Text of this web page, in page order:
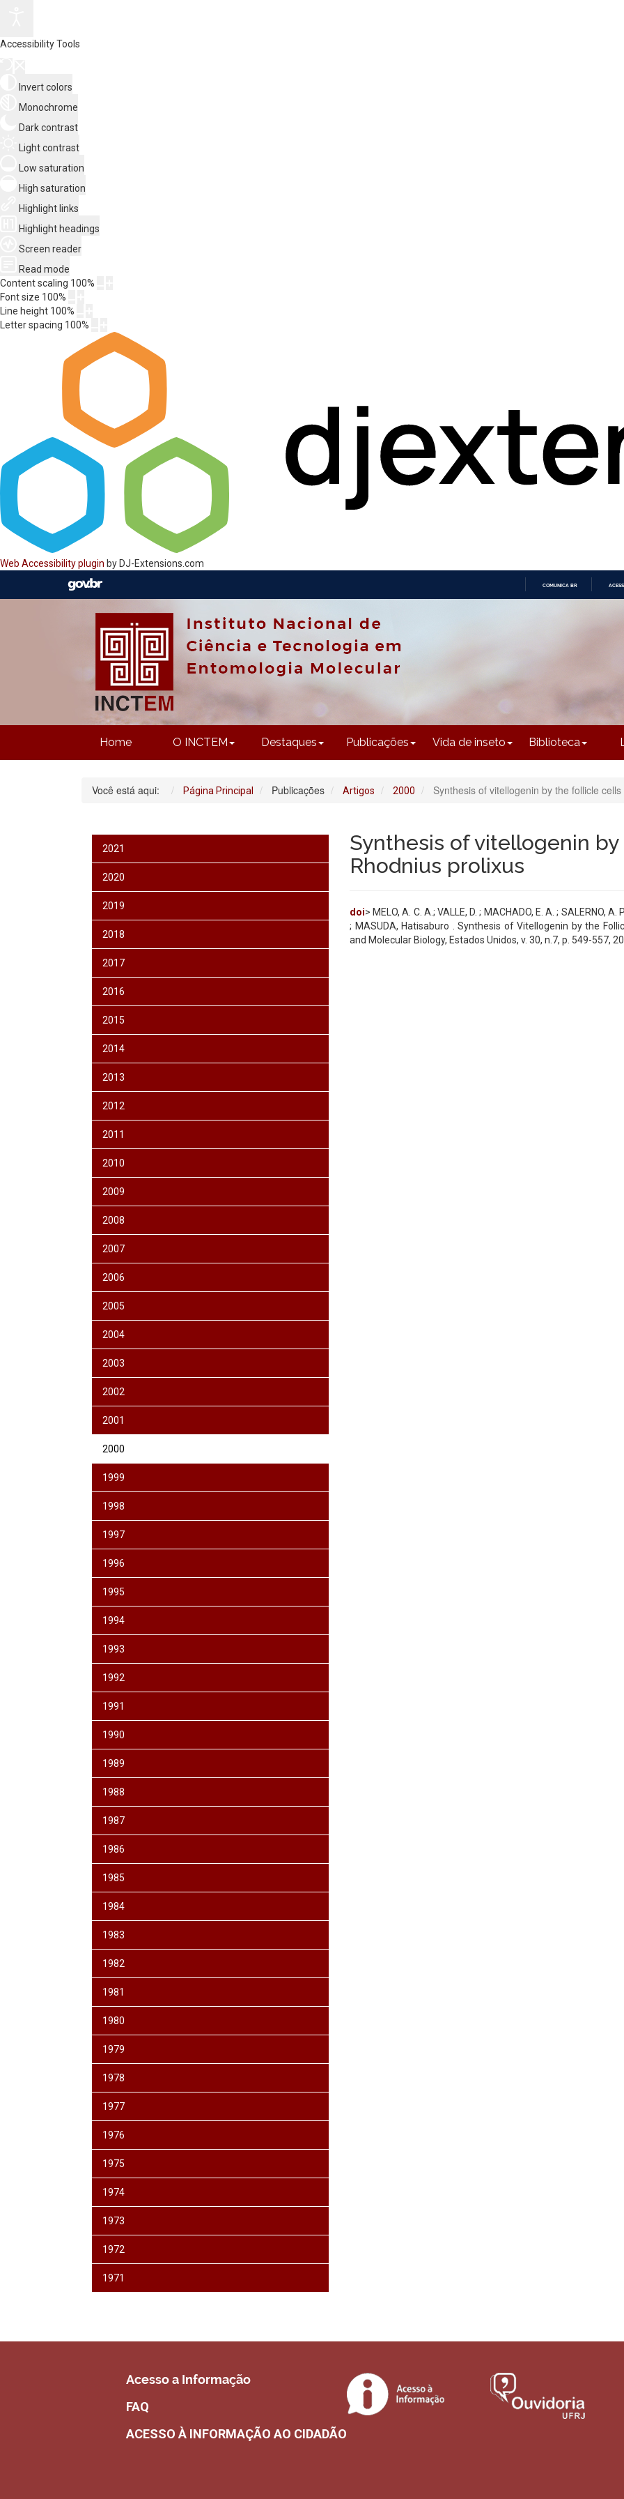
Accessibility Tools
Invert colors
Monochrome
Dark contrast
Light contrast
Low saturation
High saturation
Highlight links
Highlight headings
Screen reader
Read mode
Content scaling 100%
Font size 100%
Line height 100%
Letter spacing 100%
Web Accessibility plugin by DJ-Extensions.com
COMUNICA BR
Home O INCTEM Destaques Publicações Vida de inseto Biblioteca
Você está aqui: Página Principal Publicações Artigos 2000 Synthesis of vitellogenin by the follicle
2021
2020
2019
2018
2017
2016
2015
2014
2013
2012
2011
2010
2009
2008
2007
2006
2005
2004
2003
2002
2001
2000
1999
1998
1997
1996
1995
1994
1993
1992
1991
1990
1989
1988
1987
1986
1985
1984
1983
1982
1981
1980
1979
1978
1977
1976
1975
1974
1973
1972
1971
Synthesis of vitellogenin
Rhodnius prolixus
doi> MELO, A. C. A.; VALLE, D. ; MACHADO, E. A. ; SALERNO,
; MASUDA, Hatisaburo . Synthesis of Vitellogenin by the
and Molecular Biology, Estados Unidos, v. 30, n.7, p. 549-557,
Acesso a Informação
FAQ
ACESSO À INFORMAÇÃO AO CIDADÃO